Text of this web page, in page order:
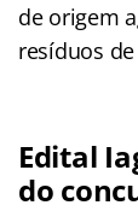
de origem
resíduos
Edital
do